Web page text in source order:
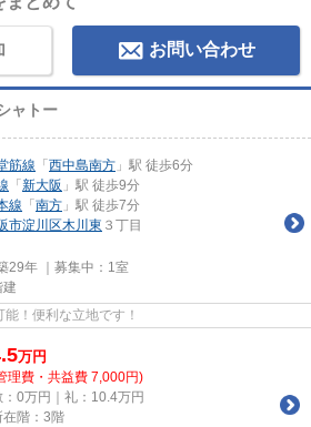
お問い合わせ
ャトー
筋線 「 西中島南方 」駅 徒歩6分
「 新大阪 」駅 徒歩9分
線 「 南方 」駅 徒歩7分
市淀川区木川東 ３丁目
29年 ｜募集中： 1室
建
！便利な立地です！
万円
理費・共益費 7,000円)
：0万円｜礼：10.4万円
在階：3階